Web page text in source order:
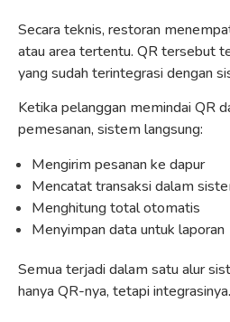
Secara teknis, restoran
atau area tertentu. QR tersebut
yang sudah terintegrasi dengan
Ketika pelanggan memindai QR
pemesanan, sistem langsung:
Mengirim pesanan ke dapur
Mencatat transaksi dalam
Menghitung total otomatis
Menyimpan data untuk laporan
Semua terjadi dalam satu alur
hanya QR-nya, tetapi integrasinya.